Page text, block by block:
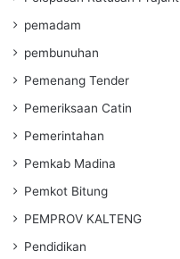
pemadam
pembunuhan
Pemenang Tender
Pemeriksaan Catin
Pemerintahan
Pemkab Madina
Pemkot Bitung
PEMPROV KALTENG
Pendidikan